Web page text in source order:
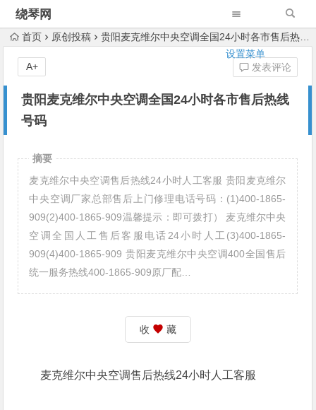
绕琴网
设置菜单
首页 原创投稿 贵阳麦克维尔中央空调全国24小时各市售后热线号码
贵阳麦克维尔中央空调全国24小时各市售后热线
号码
发表评论
A+
摘要
麦克维尔中央空调售后热线24小时人工客服 贵阳麦克维尔
中央空调厂家总部售后上门修理电话号码：(1)400-1865-
909(2)400-1865-909温馨提示：即可拨打） 麦克维尔中央
空调全国人工售后客服电话24小时人工(3)400-1865-
909(4)400-1865-909 贵阳麦克维尔中央空调400全国售后
统一服务热线400-1865-909原厂配…
收 藏
麦克维尔中央空调售后热线24小时人工客服